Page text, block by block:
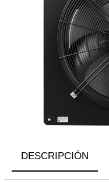
DESCRIPCIÓN